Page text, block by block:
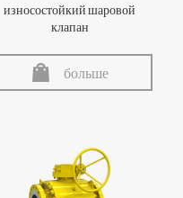
износостойкий шаровой
клапан
больше